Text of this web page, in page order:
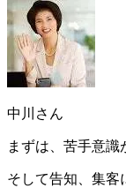
中川さん
まずは、苦手意識
そして告知、集客